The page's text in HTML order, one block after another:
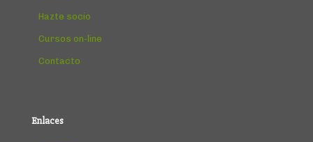
Hazte socio
Cursos on-line
Contacto
Enlaces